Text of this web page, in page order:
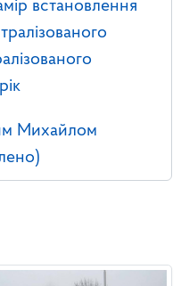
встановлення
Михайлом